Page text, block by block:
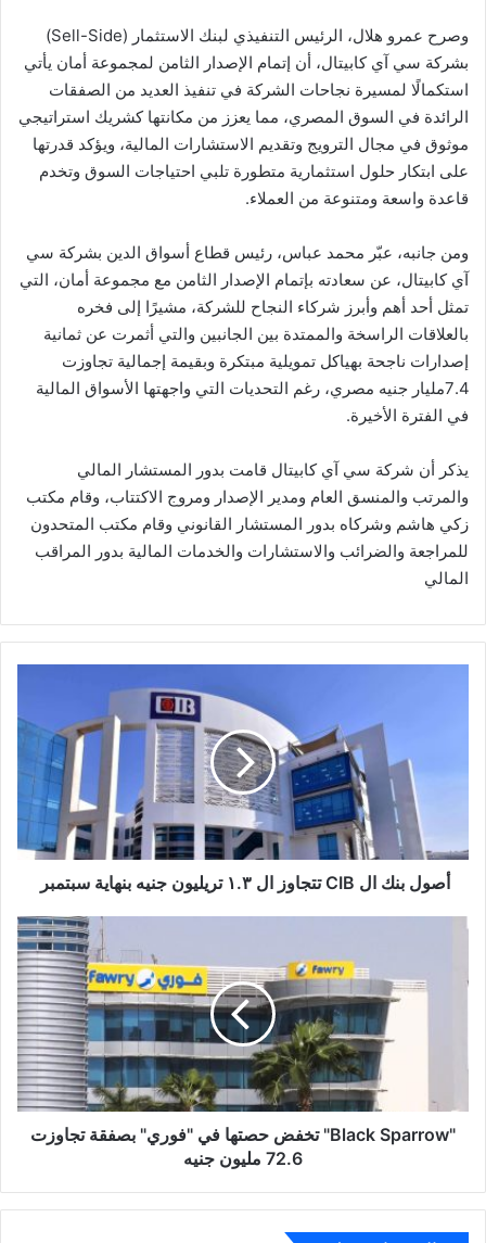
وصرح عمرو هلال، الرئيس التنفيذي لبنك الاستثمار (Sell-Side)
بشركة سي آي كابيتال، أن إتمام الإصدار الثامن لمجموعة أمان يأتي
استكمالًا لمسيرة نجاحات الشركة في تنفيذ العديد من الصفقات
الرائدة في السوق المصري، مما يعزز من مكانتها كشريك استراتيجي
موثوق في مجال الترويج وتقديم الاستشارات المالية، ويؤكد قدرتها
على ابتكار حلول استثمارية متطورة تلبي احتياجات السوق وتخدم
قاعدة واسعة ومتنوعة من العملاء.
ومن جانبه، عبّر محمد عباس، رئيس قطاع أسواق الدين بشركة سي
آي كابيتال، عن سعادته بإتمام الإصدار الثامن مع مجموعة أمان، التي
تمثل أحد أهم وأبرز شركاء النجاح للشركة، مشيرًا إلى فخره
بالعلاقات الراسخة والممتدة بين الجانبين والتي أثمرت عن ثمانية
إصدارات ناجحة بهياكل تمويلية مبتكرة وبقيمة إجمالية تجاوزت
7.4مليار جنيه مصري، رغم التحديات التي واجهتها الأسواق المالية
في الفترة الأخيرة.
يذكر أن شركة سي آي كابيتال قامت بدور المستشار المالي
والمرتب والمنسق العام ومدير الإصدار ومروج الاكتتاب، وقام مكتب
زكي هاشم وشركاه بدور المستشار القانوني وقام مكتب المتحدون
للمراجعة والضرائب والاستشارات والخدمات المالية بدور المراقب
المالي
جنيه
بنهايةأصول بنك ال CIB تتجاوز ال ١.٣ تريليون جنيه بنهاية سبتمبر
72.6
مليون
"Black Sparrow" تخفض حصتها في "فوري" بصفقة تجاوزت
72.6 مليون جنيه